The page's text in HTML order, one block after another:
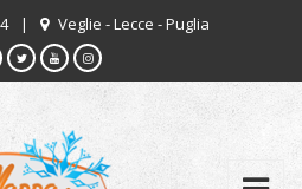
| Veglie - Lecce - Puglia